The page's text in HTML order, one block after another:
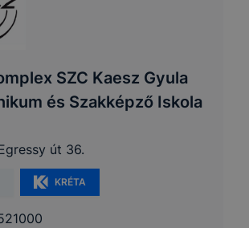
SZC Kaesz Gyula
és Szakképző Iskola
út 36.
KRÉTA